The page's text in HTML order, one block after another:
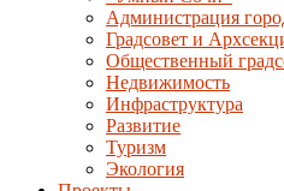
Администрация
Градсовет и
Общественный
Недвижимость
Инфраструктура
Развитие
Туризм
Экология